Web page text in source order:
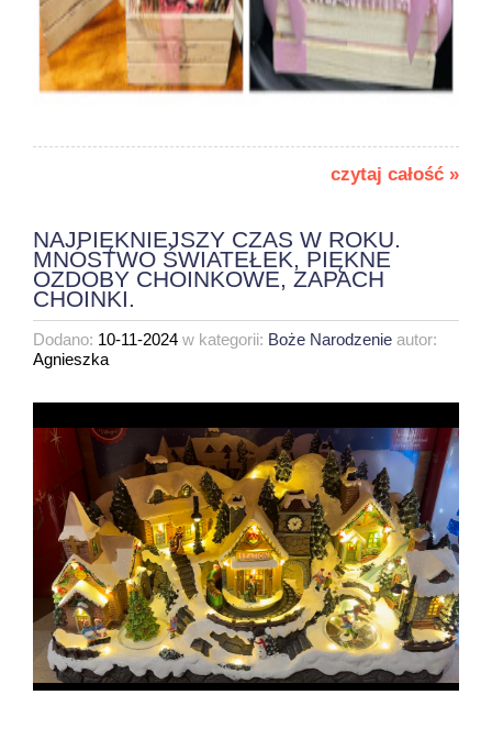
czytaj całość »
NAJPIĘKNIEJSZY CZAS W ROKU.
MNÓSTWO ŚWIATEŁEK, PIĘKNE
OZDOBY CHOINKOWE, ZAPACH
CHOINKI.
Dodano: 10-11-2024 w kategorii: Boże Narodzenie autor:
Agnieszka